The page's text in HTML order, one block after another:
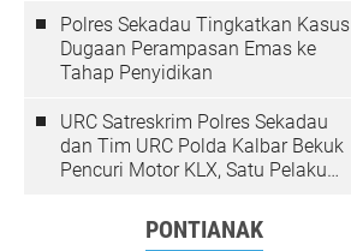
Polres Sekadau Tingkatkan Kasus
Dugaan Perampasan Emas ke
Tahap Penyidikan
URC Satreskrim Polres Sekadau
dan Tim URC Polda Kalbar Bekuk
Pencuri Motor KLX, Satu Pelaku
PONTIANAK